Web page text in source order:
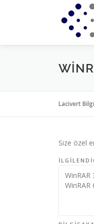
Lacivert
Size özel